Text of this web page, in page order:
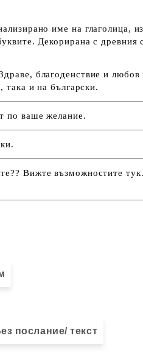
име на глаголица,
Декорирана с древния
благоденствие и
така и на български.
по ваше желание.
? Вижте възможностите тук.
послание/ текст